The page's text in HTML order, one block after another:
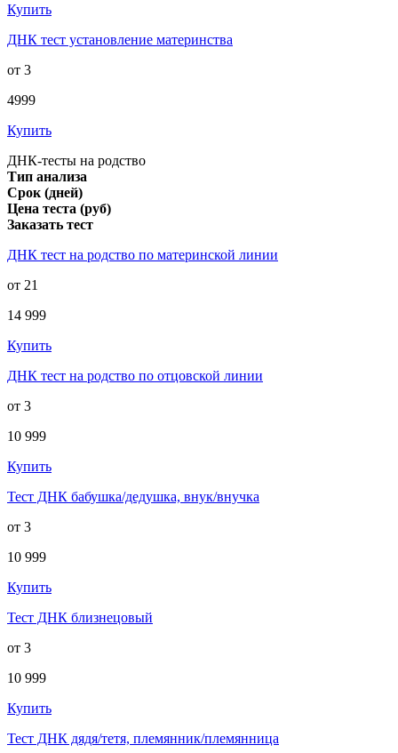
Купить
ДНК тест установление материнства
от 3
4999
Купить
ДНК-тесты на родство
Тип анализа
Срок (дней)
Цена теста (руб)
Заказать тест
ДНК тест на родство по материнской линии
от 21
14 999
Купить
ДНК тест на родство по отцовской линии
от 3
10 999
Купить
Тест ДНК бабушка/дедушка, внук/внучка
от 3
10 999
Купить
Тест ДНК близнецовый
от 3
10 999
Купить
Тест ДНК дядя/тетя, племянник/племянница